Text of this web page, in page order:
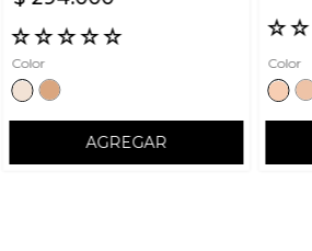
☆☆☆☆☆
Color
AGREGAR
☆☆
Color